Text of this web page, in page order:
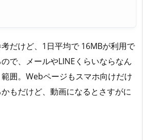
だけど、1日平均で 16MBが利用で
で、メールやLINEくらいならなん
囲。Webページもスマホ向けだけ
もだけど、動画になるとさすがに